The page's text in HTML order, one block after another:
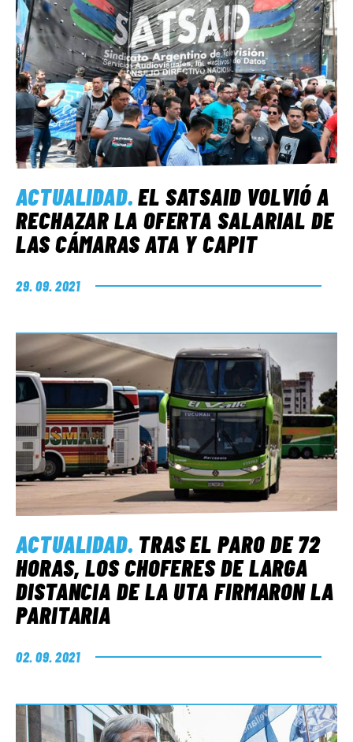
ACTUALIDAD.EL SATSAID VOLVIÓ A
RECHAZAR LA OFERTA SALARIAL DE
LAS CÁMARAS ATA Y CAPIT
29. 09. 2021
ACTUALIDAD. TRAS EL PARO DE 72
HORAS, LOS CHOFERES DE LARGA
DISTANCIA DE LA UTA FIRMARON LA
PARITARIA
02. 09. 2021